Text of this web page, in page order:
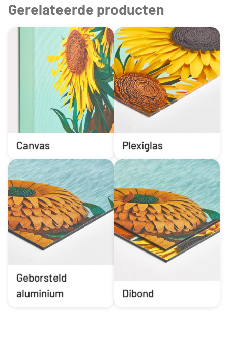
Gerelateerde producten
Canvas Plexiglas
Geborsteld
aluminium
Dibond